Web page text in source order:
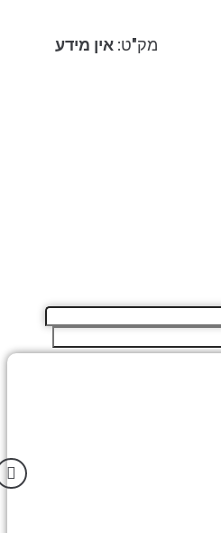
מק"ט: אין מידע